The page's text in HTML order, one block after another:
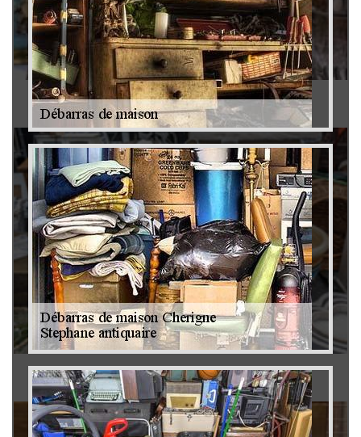
Antiquaire 79
Brocanteur 79